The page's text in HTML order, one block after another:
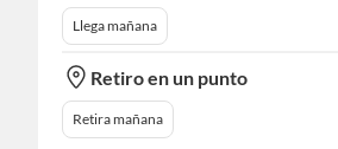
Llega mañana
Retiro en un punto
Retira mañana